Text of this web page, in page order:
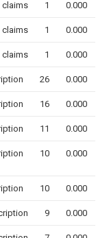
claims 1 0.000
claims 1 0.000
claims 1 0.000
26 0.000
16 0.000
11 0.000
10 0.000
10 0.000
9 0.000